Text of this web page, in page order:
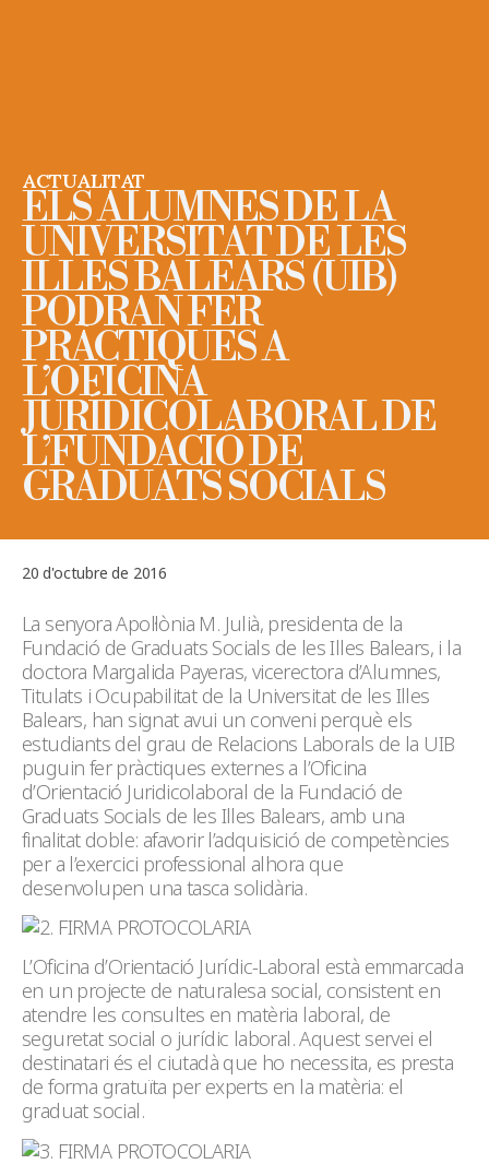
ACTUALITAT
ELS ALUMNES DE LA
UNIVERSITAT DE LES
ILLES BALEARS (UIB)
PODRAN FER
PRÀCTIQUES A
L’OFICINA
JURÍDICOLABORAL DE
L’FUNDACIÓ DE
GRADUATS SOCIALS
20 d'octubre de 2016
La senyora Apol·lònia M. Julià, presidenta de la
Fundació de Graduats Socials de les Illes Balears, i la
doctora Margalida Payeras, vicerectora d’Alumnes,
Titulats i Ocupabilitat de la Universitat de les Illes
Balears, han signat avui un conveni perquè els
estudiants del grau de Relacions Laborals de la UIB
puguin fer pràctiques externes a l’Oficina
d’Orientació Juridicolaboral de la Fundació de
Graduats Socials de les Illes Balears, amb una
finalitat doble: afavorir l’adquisició de competències
per a l’exercici professional alhora que
desenvolupen una tasca solidària.
L’Oficina d’Orientació Jurídic-Laboral està emmarcada
en un projecte de naturalesa social, consistent en
atendre les consultes en matèria laboral, de
seguretat social o jurídic laboral. Aquest servei el
destinatari és el ciutadà que ho necessita, es presta
de forma gratuïta per experts en la matèria: el
graduat social.